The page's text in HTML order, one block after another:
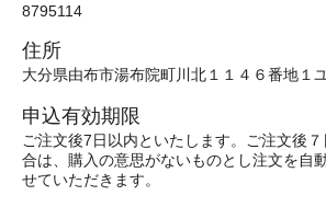
8795114
住所
大分県由布市湯布院町川北１１４６番地１
申込有効期限
ご注文後7日以内といたします。ご注文後
合は、購入の意思がないものとし注文を自
せていただきます。